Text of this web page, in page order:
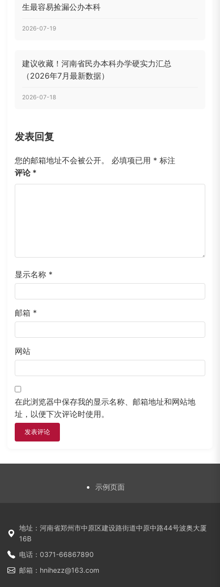
生最容易捡漏公办本科
2026-07-19
建议收藏！河南省民办本科办学硬实力汇总
（2026年7月最新数据）
2026-07-18
发表回复
您的邮箱地址不会被公开。 必填项已用 * 标注
评论 *
显示名称 *
邮箱 *
网站
在此浏览器中保存我的显示名称、邮箱地址和网站地
址，以便下次评论时使用。
示例页面
地址：河南省郑州市中原区建设路街道中原中路44号波奥大厦
16B
电话：0371-66867890
邮箱：hnihezz@163.com